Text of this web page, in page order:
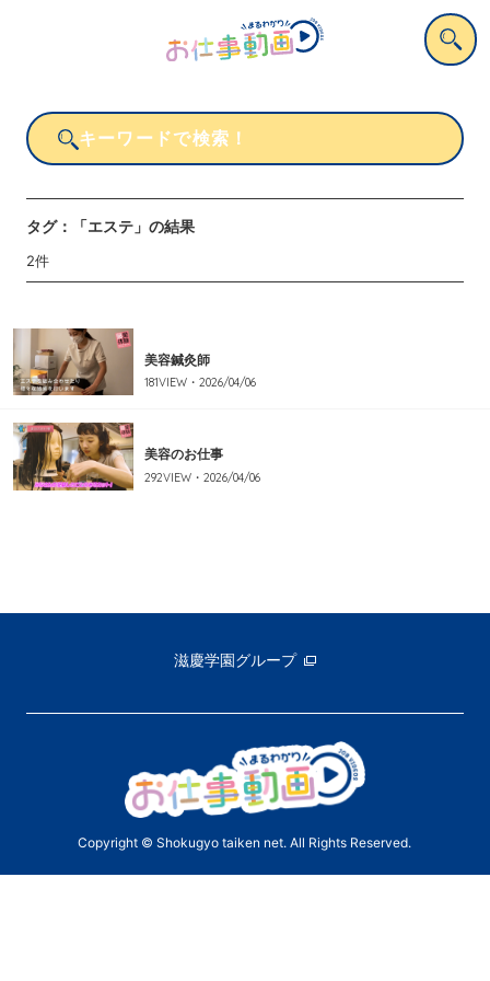
タグ： 「エステ」 の結果
2件
美容鍼灸師
181VIEW・ 2026/04/06
美容のお仕事
292VIEW・ 2026/04/06
滋慶学園グループ
Copyright © Shokugyo taiken net. All Rights Reserved.